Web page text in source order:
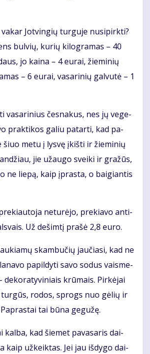
Jot­vin­gių tur­gu­je nu­si­pirk­ti?
bul­vių, ku­rių ki­log­ra­mas – 40
jo kai­na – 4 eu­rai, žie­mi­nių
– 6 eu­rai, va­sa­ri­nių gal­vu­tė – 1
va­sa­ri­nius čes­na­kus, nes jų ve­ge­
prak­ti­kos ga­liu pa­tar­ti, kad pa­
šiuo me­tu į lys­vę įkiš­ti ir žie­mi­nių
jie už­au­go svei­ki ir gra­žūs,
ne lie­pą, kaip įpras­ta, o bai­gian­tis
ne­tu­rė­jo, pre­kia­vo an­ti­
Už de­šim­tį pra­šė 2,8 eu­ro.
skam­bu­čių jau­čia­si, kad ne
pa­pil­dy­ti sa­vo so­dus vais­me­
de­ko­ra­ty­vi­niais krū­mais. Pir­kė­jai
ro­dos, sprogs nuo gė­lių ir
tai bū­na ge­gu­žę.
kal­ba, kad šie­met pa­va­sa­ris dai­
kaip už­keik­tas. Jei jau iš­dy­go dai­